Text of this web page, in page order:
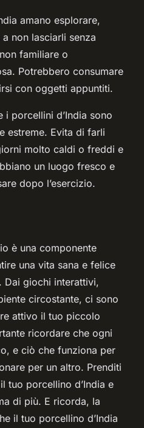
amano esplorare,
non lasciarli senza
familiare o
Potrebbero consumare
con oggetti appuntiti.
i porcellini d’India sono
estreme. Evita di farli
molto caldi o freddi e
un luogo fresco e
dopo l’esercizio.
è una componente
una vita sana e felice
Dai giochi interattivi,
circostante, ci sono
attivo il tuo piccolo
ricordare che ogni
e ciò che funziona per
per un altro. Prenditi
tuo porcellino d’India e
di più. E ricorda, la
il tuo porcellino d’India